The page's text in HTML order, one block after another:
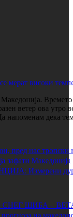
мерат високи
Времето
ветер ова
напоменам дека
пред нас тропски
зафати Македонија
Измерени дури
ШИБА –